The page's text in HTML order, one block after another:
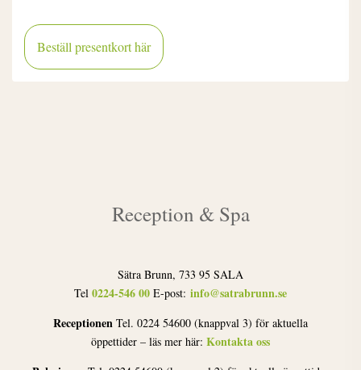
Beställ presentkort här
Reception & Spa
Sätra Brunn, 733 95 SALA
Tel 0224-546 00 E-post: info@satrabrunn.se
Receptionen Tel. 0224 54600 (knappval 3) för aktuella
öppettider – läs mer här: Kontakta oss